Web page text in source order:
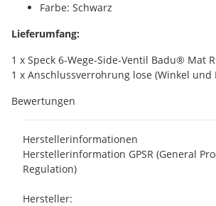
Farbe: Schwarz
Lieferumfang:
1 x Speck 6-Wege-Side-Ventil Badu® Mat
1 x Anschlussverrohrung lose (Winkel und
Bewertungen
Herstellerinformationen
Herstellerinformation GPSR (General
Regulation)
Hersteller: